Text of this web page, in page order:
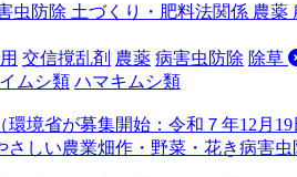
虫防除 土づくり・肥料法関係 農薬
交信撹乱剤 農薬 病害虫防除 除草
ムシ類 ハマキムシ類
境省が募集開始：令和７年12月19
さしい農業畑作・野菜・花き病害虫